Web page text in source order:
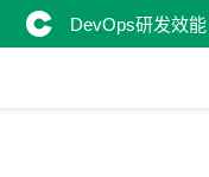
DevOps研发效能